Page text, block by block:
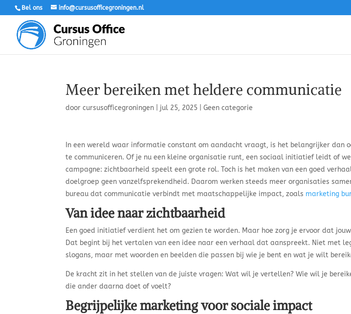
Bel ons info@cursusofficegroningen.nl
Meer bereiken met heldere communicatie
doorcursusofficegroningen jul 25, 2025 |Geen categorie
In een wereld waar informatie constant om aandacht vraagt, is het belangrijker dan
te communiceren. Of je nu een kleine organisatie runt, een sociaal initiatief leidt of
campagne: zichtbaarheid speelt een grote rol. Toch is het maken van een goed
doelgroep geen vanzelfsprekendheid. Daarom werken steeds meer organisaties
bureau dat communicatie verbindt met maatschappelijke impact, zoals marketing
Van idee naar zichtbaarheid
Een goed initiatief verdient het om gezien te worden. Maar hoe zorg je ervoor dat
Dat begint bij het vertalen van een idee naar een verhaal dat aanspreekt. Niet met
slogans, maar met woorden en beelden die passen bij wie je bent en wat je wilt
De kracht zit in het stellen van de juiste vragen: Wat wil je vertellen? Wie wil je
die ander daarna doet of voelt?
Begrijpelijke marketing voor sociale impact